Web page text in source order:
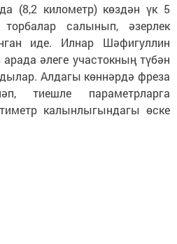
(8,2 километр) көздән үк 5
салынып, әзерлек
иде. Илнар Шәфигуллин
әлеге участокның түбән
Алдагы көннәрдә фреза
тиешле параметрларга
калынлыгындагы өске